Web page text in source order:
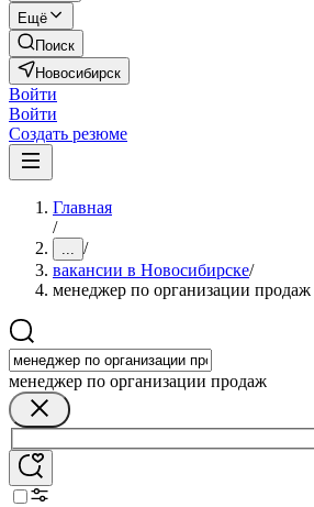
Ещё
Поиск
Новосибирск
Войти
Войти
Создать резюме
Главная
/
... /
вакансии в Новосибирске/
менеджер по организации продаж
менеджер по организации продаж